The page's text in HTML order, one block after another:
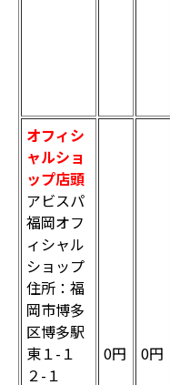
オフィシ
ャルショ
ップ店頭
アビスパ
福岡オフ
ィシャル
ショップ
住所：福
岡市博多
区博多駅
東１-１
２-１
0円 0円